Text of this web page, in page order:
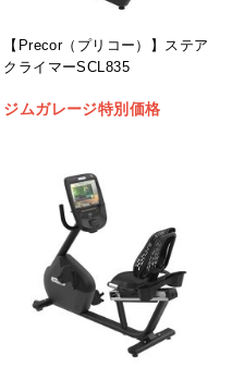
【Precor（プリコー）】ステア
クライマーSCL835
ジムガレージ特別価格